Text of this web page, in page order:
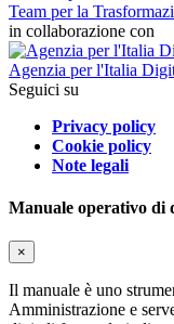
Team per la
in collaborazione con
Agenzia per l'Italia
Seguici su
Privacy policy
Cookie policy
Note legali
Manuale operativo di
×
Il manuale è uno
Amministrazione e